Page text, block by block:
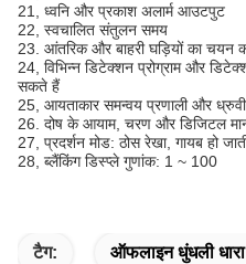
21, ध्वनि और प्रकाश अलार्म आउटपुट
22, स्वचालित संतुलन समय
23. आंतरिक और बाहरी घड़ियों का चयन
24, विभिन्न डिटेक्शन प्रोग्राम और
सकते हैं
25, आयताकार समन्वय प्रणाली और
26. दोष के आयाम, चरण और डिजिटल
27, प्रदर्शन मोड: ठोस रेखा, गायब हो
28, ब्लैंकिंग डिस्प्ले गुणांक: 1 ~ 100
टैग: ऑफलाइन धुंधली धारा